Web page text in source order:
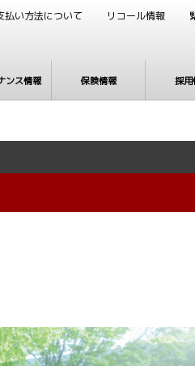
ンス情報 保険情報 採用
払い方法について リコール情報